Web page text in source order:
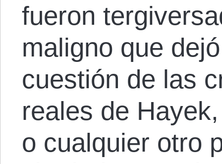
fueron
maligno que
cuestión de las
reales de
o cualquier otro